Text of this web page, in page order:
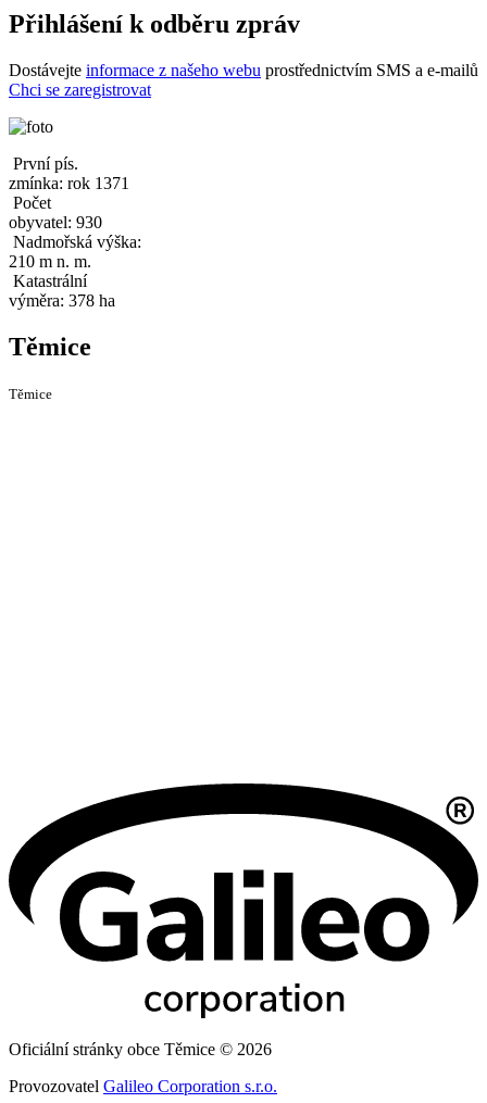
Přihlášení k odběru zpráv
Dostávejte informace z našeho webu prostřednictvím SMS a e-mailů
Chci se zaregistrovat
První pís.
zmínka: rok 1371
Počet
obyvatel: 930
Nadmořská výška:
210 m n. m.
Katastrální
výměra: 378 ha
Těmice
Těmice
Oficiální stránky obce Těmice © 2026
Provozovatel Galileo Corporation s.r.o.